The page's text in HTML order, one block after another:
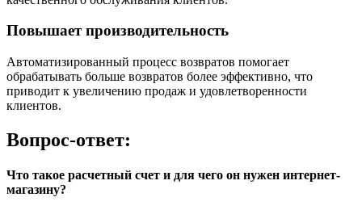
Повышает производительность
Автоматизированный процесс возвратов помогает
обрабатывать больше возвратов более эффективно, что
приводит к увеличению продаж и удовлетворенности
клиентов.
Вопрос-ответ:
Что такое расчетный счет и для чего он нужен интернет-
магазину?